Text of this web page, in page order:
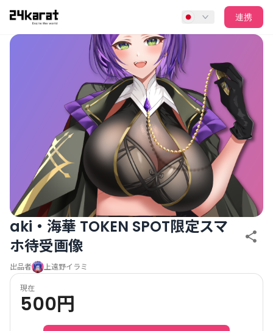
aki・海華 TOKEN SPOT限定スマホ待受画像
連携
aki・海華 TOKEN SPOT限定スマ
ホ待受画像
出品者 上遠野イラミ
現在
500円